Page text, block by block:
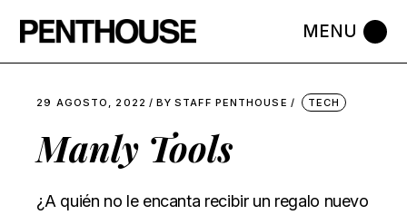
the
29 AGOSTO, 2022 BY STAFF PENTHOUSE TECH
Manly Tools
¿A quién no le encanta recibir un regalo nuevo